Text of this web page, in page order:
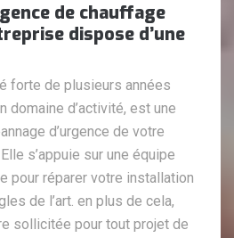
de chauffage
dispose d’une
forte de plusieurs années
domaine d’activité, est une
d’urgence de votre
s’appuie sur une équipe
pour réparer votre installation
de l’art. en plus de cela,
sollicitée pour tout projet de